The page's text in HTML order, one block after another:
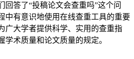
回答了“投稿论文会查重吗”这个问
中有意识地使用在线查重工具的重要
广大学者提供科学、实用的查重指
学术质量和论文质量的规定。